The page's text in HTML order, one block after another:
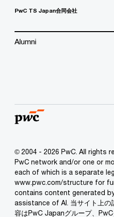
PwC TS Japan合同会社
Alumni
© 2004 - 2026 PwC. All rights
PwC network and/or one or
each of which is a separate
www.pwc.com/structure for
contains content generated
assistance of AI. 当サイト上の
容はPwC Japanグループ、